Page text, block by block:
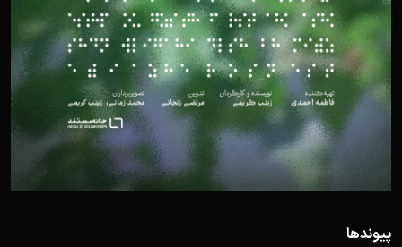
پیوندها